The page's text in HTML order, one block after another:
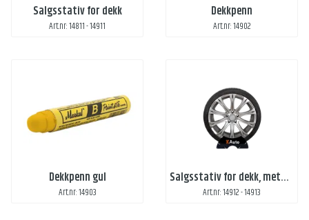
Salgsstativ for dekk
Art.nr: 14811 - 14911
Dekkpenn
Art.nr: 14902
Dekkpenn gul
Art.nr: 14903
Salgsstativ for dekk, metall, svart
Art.nr: 14912 - 14913